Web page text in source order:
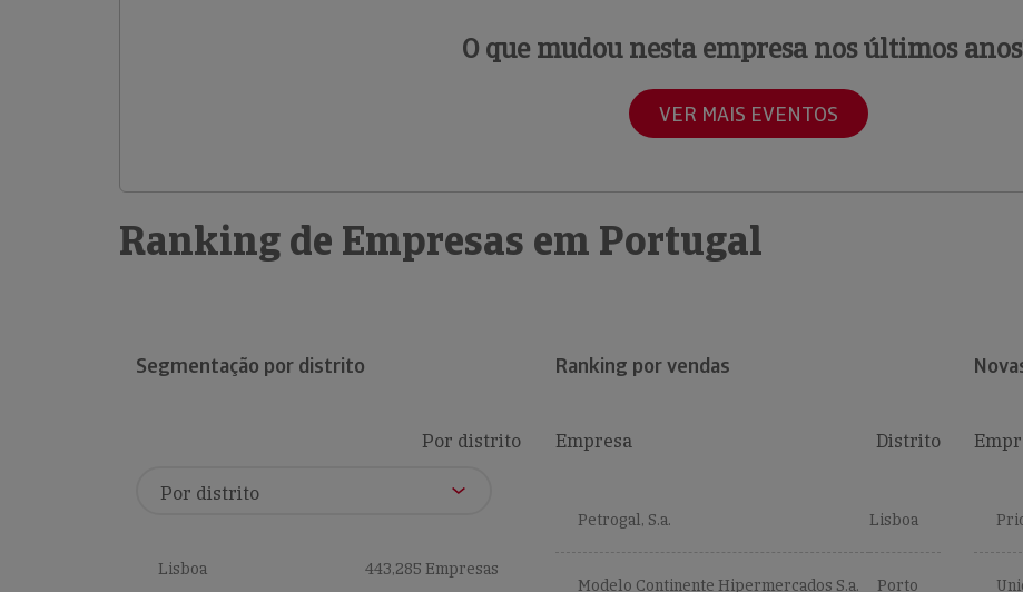
O que mudou nesta empresa nos últimos
VER MAIS EVENTOS
Ranking de Empresas em Portugal
Segmentação por distrito
Por distrito
Lisboa 443,285 Empresas
Ranking por vendas
Empresa Distrito
Petrogal, S.a. Lisboa
Modelo Continente Hipermercados S.a. Porto